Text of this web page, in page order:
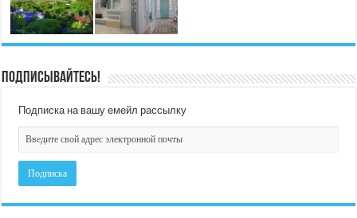
Подписывайтесь!
Подписка на вашу емейл рассылку